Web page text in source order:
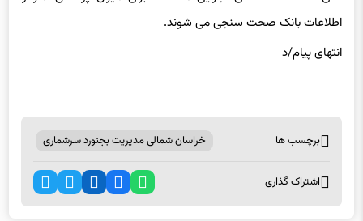
اطلاعات بانک صحت سنجی می شوند.
انتهای پیام/د
برچسب ها خراسان شمالی مدیریت بجنورد سرشماری
اشتراک گذاری